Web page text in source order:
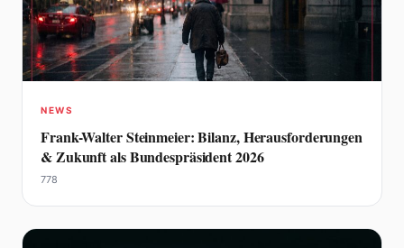
NEWS
Frank-Walter Steinmeier: Bilanz, Herausforderungen
& Zukunft als Bundespräsident 2026
778